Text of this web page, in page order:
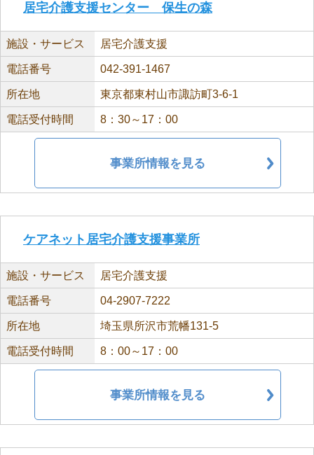
居宅介護支援センター 保生の森
施設・サービス 居宅介護支援
電話番号 042-391-1467
所在地 東京都東村山市諏訪町3-6-1
電話受付時間 8：30～17：00
事業所情報を見る
ケアネット居宅介護支援事業所
施設・サービス 居宅介護支援
電話番号 04-2907-7222
所在地 埼玉県所沢市荒幡131-5
電話受付時間 8：00～17：00
事業所情報を見る